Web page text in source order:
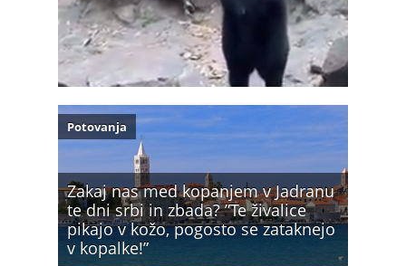
Zakaj nas med kopanjem v Jadranu
te dni srbi in zbada? ”Te živalice
pikajo v kožo, pogosto se zataknejo
v kopalke!”
Potovanja